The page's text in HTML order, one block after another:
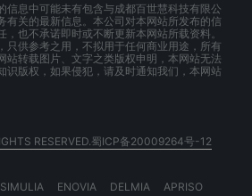
信息中可能未有包含与成都百世慧科技有限公
有关的最新信息。本公司对本网站所发布的信
，也不承诺即时或不断更新本网站所载资料。
只供参考之用，不拟用于任何商业用途，所有
站转载图片、文字之类版权申明，本网站无法
识版权，如果侵犯，请及时通知我们，本网站
RESERVED.蜀ICP备20009264号-12
SIMULIA ENOVIA DELMIA APRISO